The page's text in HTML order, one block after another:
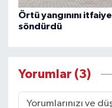
Örtü yangınını itfaiye
söndürdü
Yorumlar (3)